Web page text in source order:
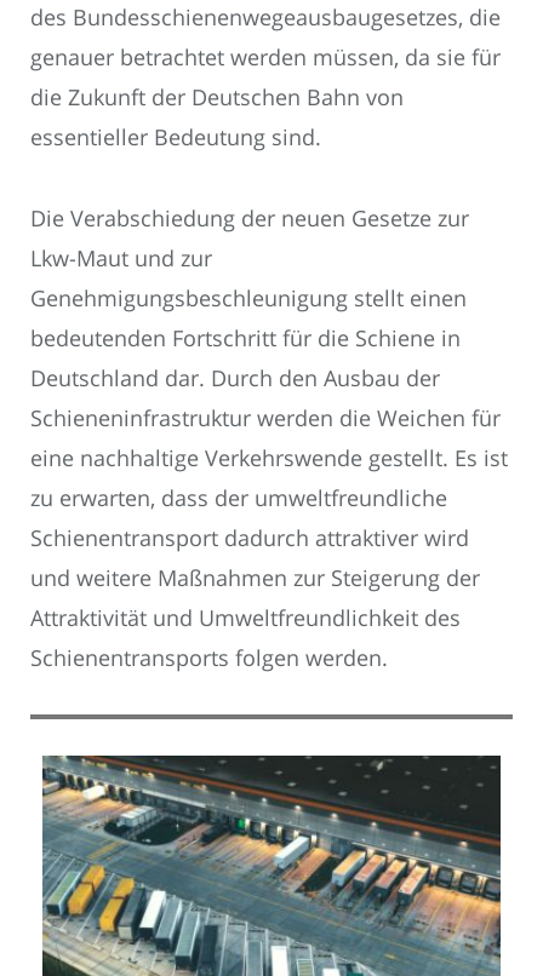
des Bundesschienenwegeausbaugesetzes, die
genauer betrachtet werden müssen, da sie für
die Zukunft der Deutschen Bahn von
essentieller Bedeutung sind.
Die Verabschiedung der neuen Gesetze zur
Lkw-Maut und zur
Genehmigungsbeschleunigung stellt einen
bedeutenden Fortschritt für die Schiene in
Deutschland dar. Durch den Ausbau der
Schieneninfrastruktur werden die Weichen für
eine nachhaltige Verkehrswende gestellt. Es ist
zu erwarten, dass der umweltfreundliche
Schienentransport dadurch attraktiver wird
und weitere Maßnahmen zur Steigerung der
Attraktivität und Umweltfreundlichkeit des
Schienentransports folgen werden.